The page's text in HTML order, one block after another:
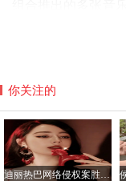
唱、跳、演、貌俱
原因吧。
你关注的
迪丽热巴网络侵权案胜诉 获公开道歉及2050元赔偿